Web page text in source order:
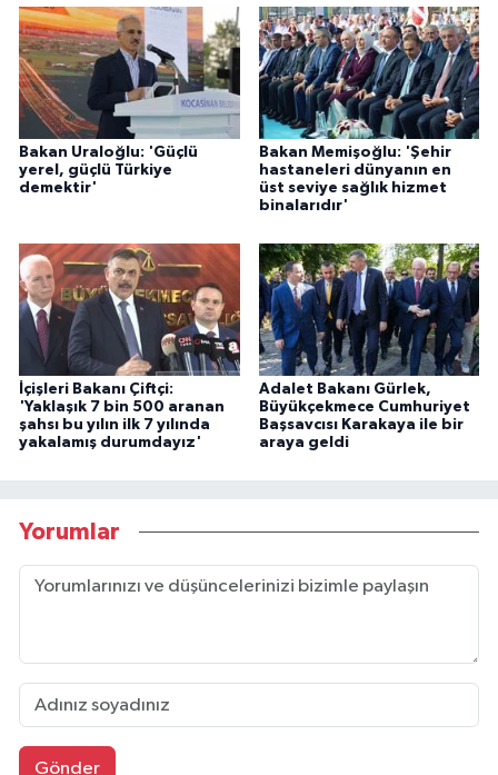
Bakan Uraloğlu: 'Güçlü
yerel, güçlü Türkiye
demektir'
Bakan Memişoğlu: 'Şehir
hastaneleri dünyanın en
üst seviye sağlık hizmet
binalarıdır'
İçişleri Bakanı Çiftçi:
'Yaklaşık 7 bin 500 aranan
şahsı bu yılın ilk 7 yılında
yakalamış durumdayız'
Adalet Bakanı Gürlek,
Büyükçekmece Cumhuriyet
Başsavcısı Karakaya ile bir
araya geldi
Yorumlar
Gönder